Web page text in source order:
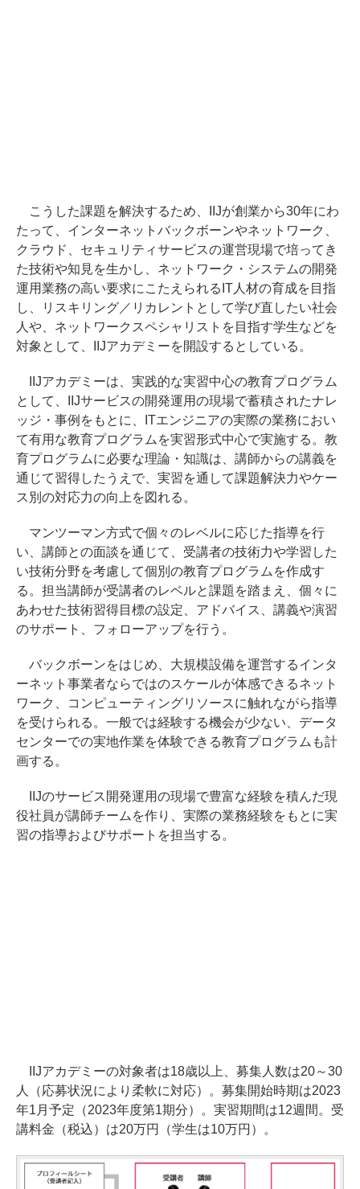
こうした課題を解決するため、IIJが創業から30年にわ
たって、インターネットバックボーンやネットワーク、
クラウド、セキュリティサービスの運営現場で培ってき
た技術や知見を生かし、ネットワーク・システムの開発
運用業務の高い要求にこたえられるIT人材の育成を目指
し、リスキリング／リカレントとして学び直したい社会
人や、ネットワークスペシャリストを目指す学生などを
対象として、IIJアカデミーを開設するとしている。
IIJアカデミーは、実践的な実習中心の教育プログラム
として、IIJサービスの開発運用の現場で蓄積されたナレ
ッジ・事例をもとに、ITエンジニアの実際の業務におい
て有用な教育プログラムを実習形式中心で実施する。教
育プログラムに必要な理論・知識は、講師からの講義を
通じて習得したうえで、実習を通して課題解決力やケー
ス別の対応力の向上を図れる。
マンツーマン方式で個々のレベルに応じた指導を行
い、講師との面談を通じて、受講者の技術力や学習した
い技術分野を考慮して個別の教育プログラムを作成す
る。担当講師が受講者のレベルと課題を踏まえ、個々に
あわせた技術習得目標の設定、アドバイス、講義や演習
のサポート、フォローアップを行う。
バックボーンをはじめ、大規模設備を運営するインタ
ーネット事業者ならではのスケールが体感できるネット
ワーク、コンピューティングリソースに触れながら指導
を受けられる。一般では経験する機会が少ない、データ
センターでの実地作業を体験できる教育プログラムも計
画する。
IIJのサービス開発運用の現場で豊富な経験を積んだ現
役社員が講師チームを作り、実際の業務経験をもとに実
習の指導およびサポートを担当する。
IIJアカデミーの対象者は18歳以上、募集人数は20～30
人（応募状況により柔軟に対応）。募集開始時期は2023
年1月予定（2023年度第1期分）。実習期間は12週間。受
講料金（税込）は20万円（学生は10万円）。